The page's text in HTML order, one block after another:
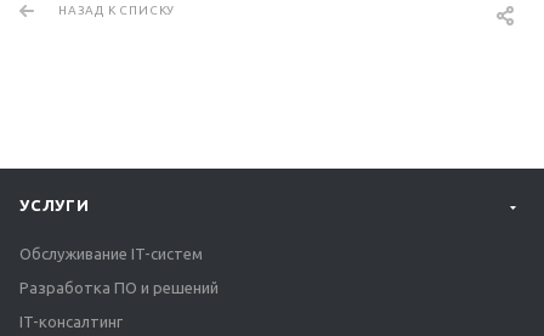
НАЗАД К СПИСКУ
УСЛУГИ
Обслуживание IT-систем
Разработка ПО и решений
IT-консалтинг